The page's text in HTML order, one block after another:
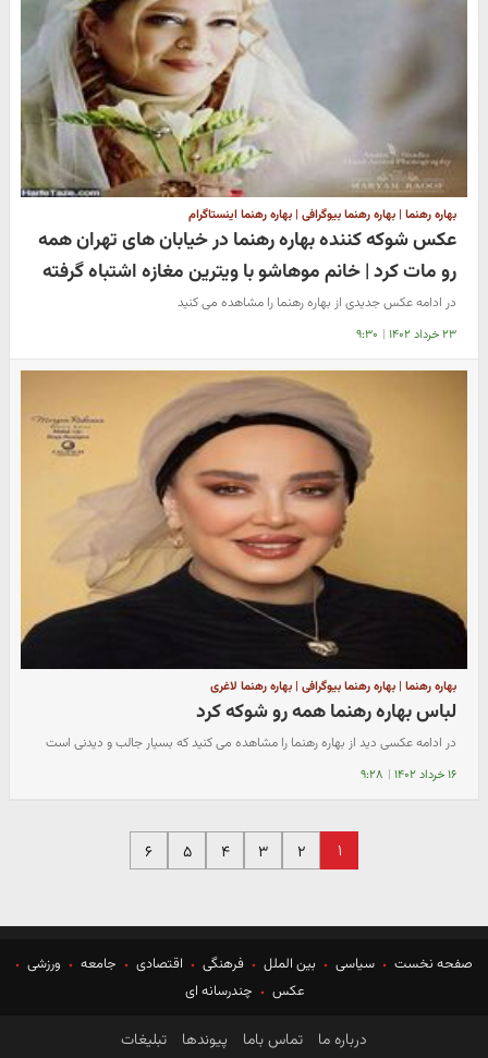
بهاره رهنما | بهاره رهنما بیوگرافی | بهاره رهنما اینستاگرام
عکس شوکه کننده بهاره رهنما در خیابان های تهران همه
رو مات کرد | خانم موهاشو با ویترین مغازه اشتباه گرفته
در ادامه عکس جدیدی از بهاره رهنما را مشاهده می کنید
۲۳ خرداد ۱۴۰۲ | ۹:۳۰
بهاره رهنما | بهاره رهنما بیوگرافی | بهاره رهنما لاغری
لباس بهاره رهنما همه رو شوکه کرد
در ادامه عکسی دید از بهاره رهنما را مشاهده می کنید که بسیار جالب و دیدنی است
۱۶ خرداد ۱۴۰۲ | ۹:۲۸
۱ ۲ ۳ ۴ ۵ ۶
صفحه نخست سیاسی بین الملل فرهنگی اقتصادی جامعه
ورزشی
عکس
چندرسانه ای
درباره ما تماس باما پیوندها تبلیغات